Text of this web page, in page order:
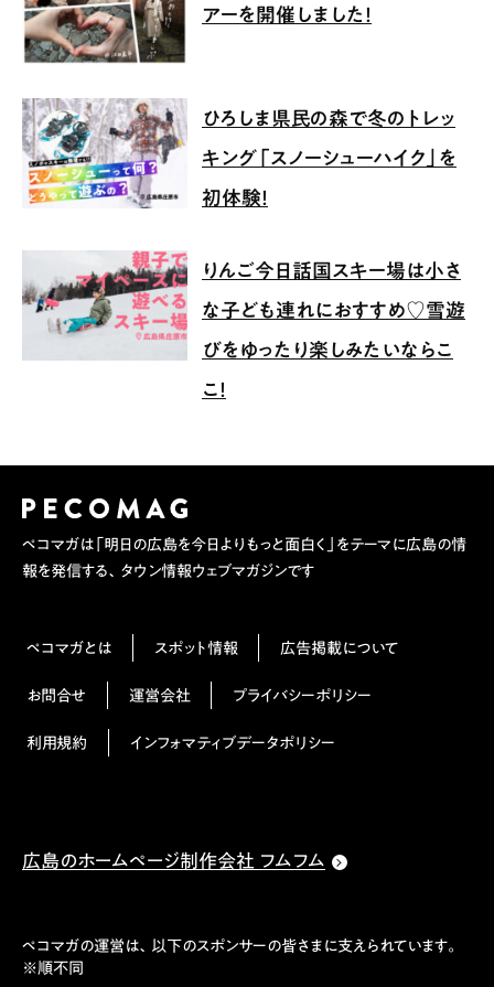
アーを開催しました！
ひろしま県民の森で冬のトレッ
キング「スノーシューハイク」を
初体験！
りんご今日話国スキー場は小さ
な子ども連れにおすすめ♡雪遊
びをゆったり楽しみたいならこ
こ！
ペコマガは「明日の広島を今日よりもっと面白く」をテーマに広島の情
報を発信する、タウン情報ウェブマガジンです
ペコマガとは スポット情報 広告掲載について
お問合せ 運営会社 プライバシーポリシー
利用規約 インフォマティブデータポリシー
広島のホームページ制作会社 フムフム
ペコマガの運営は、以下のスポンサーの皆さまに支えられています。
※順不同